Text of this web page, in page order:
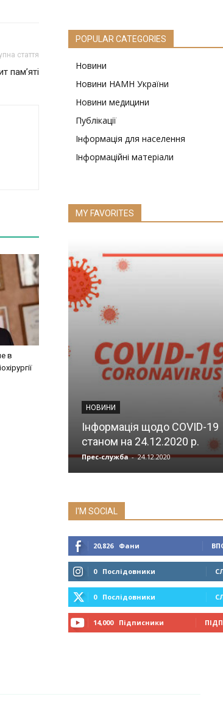
стаття
пам’яті
в
POPULAR CATEGORIES
Новини
Новини НАМН України
Новини медицини
Публікації
Інформація для населення
Інформаційні матеріали
MY FAVORITES
НОВИНИ
Інформація щодо COVID-19
станом на 24.12.2020 р.
Прес-служба - 24.12.2020
I'M SOCIAL
20,826 Фани
0 Послідовники
0 Послідовники
14,000 Підписники